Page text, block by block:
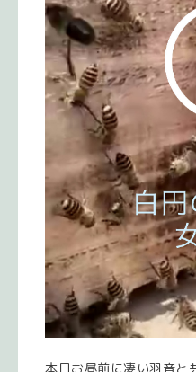
本日お昼前に凄い羽音と